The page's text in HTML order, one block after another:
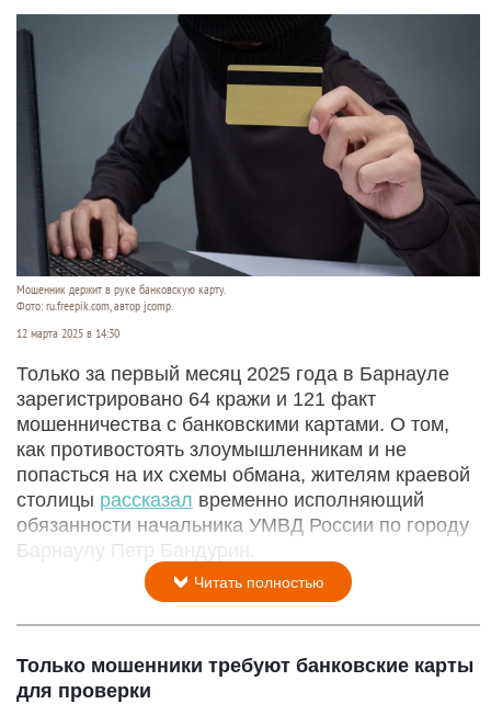
Мошенник держит в руке банковскую карту.
Фото: ru.freepik.com, автор jcomp.
12 марта 2025 в 14:30
Только за первый месяц 2025 года в Барнауле
зарегистрировано 64 кражи и 121 факт
мошенничества с банковскими картами. О том,
как противостоять злоумышленникам и не
попасться на их схемы обмана, жителям краевой
столицы рассказал временно исполняющий
обязанности начальника УМВД России по городу
Барнаулу Петр Бандурин.
Читать полностью
Только мошенники требуют банковские карты
для проверки